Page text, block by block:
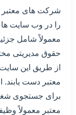
شرکت های معتبر
را در وب سایت
معمولاً شامل
حقوق مدیریتی
از طریق این
معتبر دست یابند.
برای جستجوی
معتبر معمولاً